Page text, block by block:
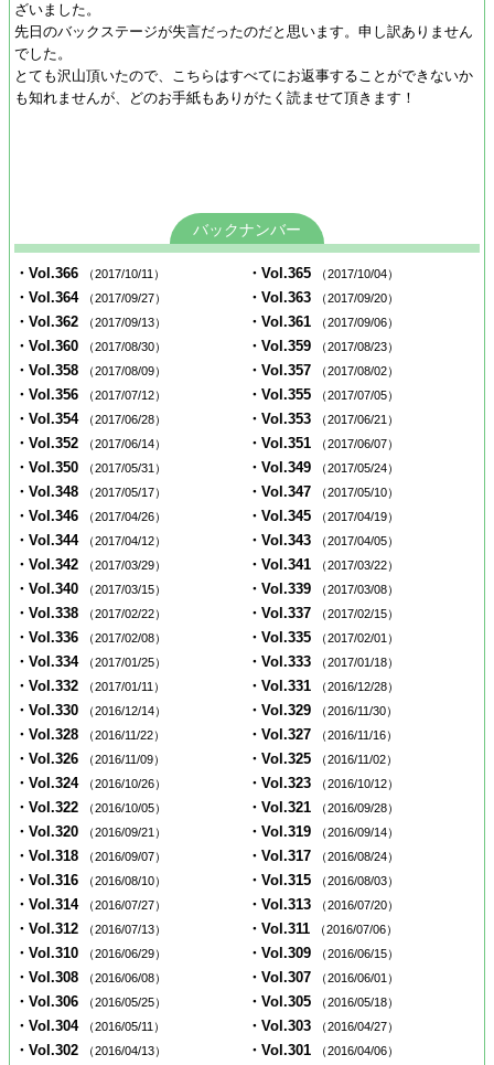
ざいました。
先日のバックステージが失言だったのだと思います。申し訳ありません
でした。
とても沢山頂いたので、こちらはすべてにお返事することができないか
も知れませんが、どのお手紙もありがたく読ませて頂きます！
バックナンバー
・Vol.366 （2017/10/11） ・Vol.365 （2017/10/04）
・Vol.364 （2017/09/27） ・Vol.363 （2017/09/20）
・Vol.362 （2017/09/13） ・Vol.361 （2017/09/06）
・Vol.360 （2017/08/30） ・Vol.359 （2017/08/23）
・Vol.358 （2017/08/09） ・Vol.357 （2017/08/02）
・Vol.356 （2017/07/12） ・Vol.355 （2017/07/05）
・Vol.354 （2017/06/28） ・Vol.353 （2017/06/21）
・Vol.352 （2017/06/14） ・Vol.351 （2017/06/07）
・Vol.350 （2017/05/31） ・Vol.349 （2017/05/24）
・Vol.348 （2017/05/17） ・Vol.347 （2017/05/10）
・Vol.346 （2017/04/26） ・Vol.345 （2017/04/19）
・Vol.344 （2017/04/12） ・Vol.343 （2017/04/05）
・Vol.342 （2017/03/29） ・Vol.341 （2017/03/22）
・Vol.340 （2017/03/15） ・Vol.339 （2017/03/08）
・Vol.338 （2017/02/22） ・Vol.337 （2017/02/15）
・Vol.336 （2017/02/08） ・Vol.335 （2017/02/01）
・Vol.334 （2017/01/25） ・Vol.333 （2017/01/18）
・Vol.332 （2017/01/11） ・Vol.331 （2016/12/28）
・Vol.330 （2016/12/14） ・Vol.329 （2016/11/30）
・Vol.328 （2016/11/22） ・Vol.327 （2016/11/16）
・Vol.326 （2016/11/09） ・Vol.325 （2016/11/02）
・Vol.324 （2016/10/26） ・Vol.323 （2016/10/12）
・Vol.322 （2016/10/05） ・Vol.321 （2016/09/28）
・Vol.320 （2016/09/21） ・Vol.319 （2016/09/14）
・Vol.318 （2016/09/07） ・Vol.317 （2016/08/24）
・Vol.316 （2016/08/10） ・Vol.315 （2016/08/03）
・Vol.314 （2016/07/27） ・Vol.313 （2016/07/20）
・Vol.312 （2016/07/13） ・Vol.311 （2016/07/06）
・Vol.310 （2016/06/29） ・Vol.309 （2016/06/15）
・Vol.308 （2016/06/08） ・Vol.307 （2016/06/01）
・Vol.306 （2016/05/25） ・Vol.305 （2016/05/18）
・Vol.304 （2016/05/11） ・Vol.303 （2016/04/27）
・Vol.302 （2016/04/13） ・Vol.301 （2016/04/06）